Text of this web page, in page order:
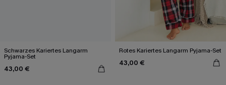
Schwarzes Kariertes Langarm
Pyjama-Set
43,00 €
Rotes Kariertes Langarm Pyjama-Set
43,00 €